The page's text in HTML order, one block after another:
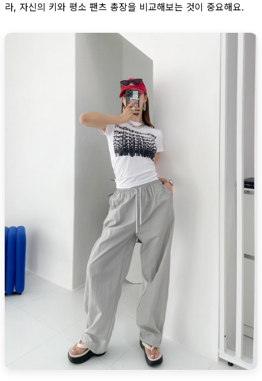
라, 자신의 키와 평소 팬츠 총장을 비교해보는 것이 중요해요.